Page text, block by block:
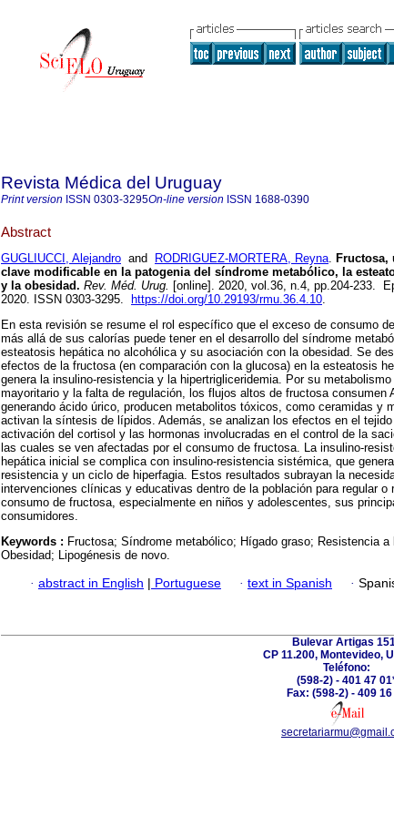
Revista Médica del Uruguay
Print version ISSN 0303-3295On-line version ISSN 1688-0390
Abstract
GUGLIUCCI, Alejandro and RODRIGUEZ-MORTERA, Reyna. Fructosa,
clave modificable en la patogenia del síndrome metabólico, la
y la obesidad. Rev. Méd. Urug. [online]. 2020, vol.36, n.4, pp.204-233.
2020. ISSN 0303-3295.
https://doi.org/10.29193/rmu.36.4.10.
En esta revisión se resume el rol específico que el exceso de consumo
más allá de sus calorías puede tener en el desarrollo del síndrome
esteatosis hepática no alcohólica y su asociación con la obesidad. Se
efectos de la fructosa (en comparación con la glucosa) en la esteatosis
genera la insulino-resistencia y la hipertrigliceridemia. Por su
mayoritario y la falta de regulación, los flujos altos de fructosa consumen
generando ácido úrico, producen metabolitos tóxicos, como ceramidas y
activan la síntesis de lípidos. Además, se analizan los efectos en el
activación del cortisol y las hormonas involucradas en el control de la
las cuales se ven afectadas por el consumo de fructosa. La insulino-
hepática inicial se complica con insulino-resistencia sistémica, que
resistencia y un ciclo de hiperfagia. Estos resultados subrayan la
intervenciones clínicas y educativas dentro de la población para regular o
consumo de fructosa, especialmente en niños y adolescentes, sus
consumidores.
Keywords : Fructosa; Síndrome metabólico; Hígado graso; Resistencia a
Obesidad; Lipogénesis de novo.
· abstract in English | Portuguese · text in Spanish ·
Bulevar Artigas
CP 11.200, Montevideo,
Teléfono:
(598-2) - 401 47
Fax: (598-2) - 409 16